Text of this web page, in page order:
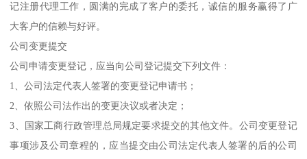
记注册代理工作，圆满的完成了客户的委托，诚信的服务赢得了广
大客户的信赖与好评。
公司变更提交
公司申请变更登记，应当向公司登记提交下列文件：
1、公司法定代表人签署的变更登记申请书；
2、依照公司法作出的变更决议或者决定；
3、国家工商行政管理总局规定要求提交的其他文件。公司变更登记
事项涉及公司章程的，应当提交由公司法定代表人签署的后的公司